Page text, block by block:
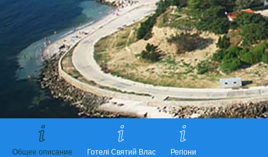
Общее описание Готелі Святий Влас Регіони